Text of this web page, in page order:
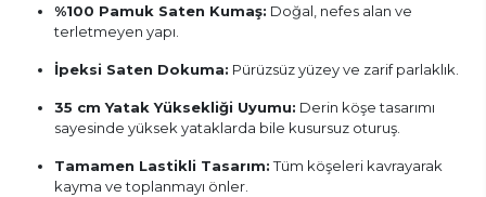
%100 Pamuk Saten Kumaş: Doğal, nefes alan ve
terletmeyen yapı.
İpeksi Saten Dokuma: Pürüzsüz yüzey ve zarif parlaklık.
35 cm Yatak Yüksekliği Uyumu: Derin köşe tasarımı
sayesinde yüksek yataklarda bile kusursuz oturuş.
Tamamen Lastikli Tasarım:Tüm köşeleri kavrayarak
kayma ve toplanmayı önler.